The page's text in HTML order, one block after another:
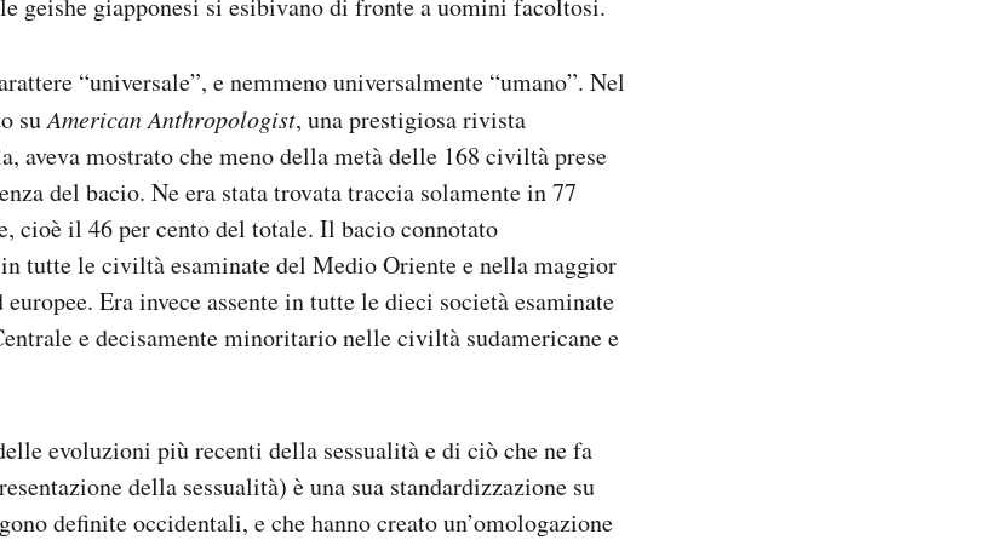
geishe giapponesi si esibivano di fronte a uomini facoltosi.
“universale”, e nemmeno universalmente “umano”. Nel
suAmerican Anthropologist, una prestigiosa rivista
aveva mostrato che meno della metà delle 168 civiltà prese
del bacio. Ne era stata trovata traccia solamente in 77
cioè il 46 per cento del totale. Il bacio connotato
in tutte le civiltà esaminate del Medio Oriente e nella maggior
Era invece assente in tutte le dieci società esaminate
e decisamente minoritario nelle civiltà sudamericane e
evoluzioni più recenti della sessualità e di ciò che ne fa
della sessualità) è una sua standardizzazione su
definite occidentali, e che hanno creato un’omologazione